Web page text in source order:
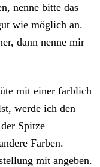
nenne bitte das
wie möglich an.
dann nenne mir
mit einer farblich
werde ich den
Spitze
Farben.
mit angeben.